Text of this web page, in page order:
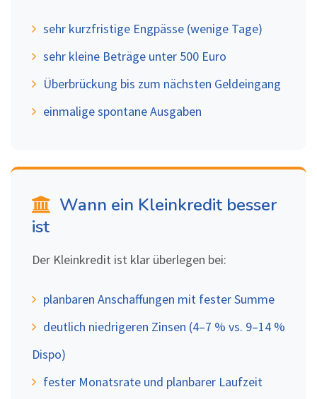
sehr kurzfristige Engpässe (wenige Tage)
sehr kleine Beträge unter 500 Euro
Überbrückung bis zum nächsten Geldeingang
einmalige spontane Ausgaben
Wann ein Kleinkredit besser
ist
Der Kleinkredit ist klar überlegen bei:
planbaren Anschaffungen mit fester Summe
deutlich niedrigeren Zinsen (4–7 % vs. 9–14 %
Dispo)
fester Monatsrate und planbarer Laufzeit